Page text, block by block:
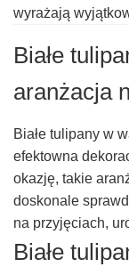
wyrażają
Białe
aranżacja
Białe tulipany w
efektowna
okazję, takie
doskonale
na przyjęciach,
Białe